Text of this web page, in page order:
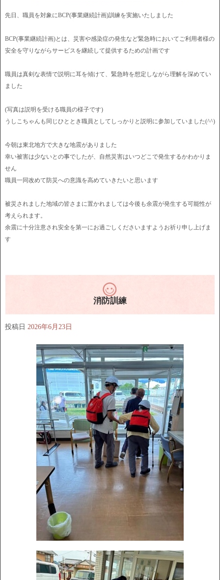
先日、職員を対象にBCP(事業継続計画)訓練を実施いたしました
BCP(事業継続計画)とは、災害や感染症の発生など緊急時においてご利用者様の
安全を守りながらサービスを継続して提供するための計画です
職員は真剣な表情で説明に耳を傾けて、緊急時を想定しながら理解を深めてい
ました
(写真は説明を受ける職員の様子です)
うしこちゃんも同じひととき職員としてしっかりと説明に参加していました(^^)
今朝は東北地方で大きな地震がありました
幸い被害は少ないとの事でしたが、自然災害はいつどこで発生するかわかりま
せん
職員一同改めて防災への意識を高めていきたいと思います
被災されました地域の皆さまに置かれましては今後も余震が発生する可能性が
考えられます。
余震に十分注意され安全を第一にお過ごしくださいますようお祈り申し上げま
す
消防訓練
投稿日 2026年6月23日